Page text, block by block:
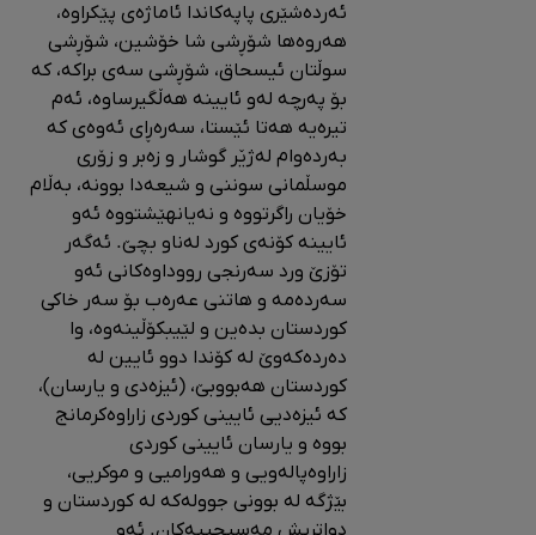
ئەردەشێری پاپەکاندا ئاماژەی پێکراوە،
هەروەها شۆڕشی شا خۆشین، شۆڕشی
سوڵتان ئیسحاق، شۆڕشی سەی براکە، کە
بۆ پەرچە لەو ئایینە هەڵگیرساوە، ئەم
تیرەیە هەتا ئێستا، سەرەڕای ئەوەی کە
بەردەوام لەژێر گوشار و زەبر و زۆری
موسڵمانی سوننی و شیعەدا بوونە، بەڵام
خۆیان راگرتووە و نەیانهێشتووە ئەو
ئایینە کۆنەی کورد لەناو بچێ. ئەگەر
تۆزێ ورد سەرنجی رووداوەکانی ئەو
سەردەمە و هاتنی عەرەب بۆ سەر خاکی
کوردستان بدەین و لێیبکۆڵینەوە‌، وا
دەردەکەوێ لە کۆندا دوو ئایین لە
کوردستان هەبووبێ، (ئیزەدی و یارسان)،
کە ئیزەدیی ئایینی کوردی زاراوەکرمانج
بووە و یارسان ئایینی کوردی
زاراوەپالەویی و هەورامیی و موکریی،
بێژگە لە بوونی جوولەکە لە کوردستان و